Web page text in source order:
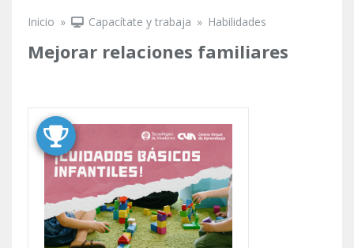
Se encuentra usted aquí
Inicio » Capacítate y trabaja » Habilidades
Mejorar relaciones familiares